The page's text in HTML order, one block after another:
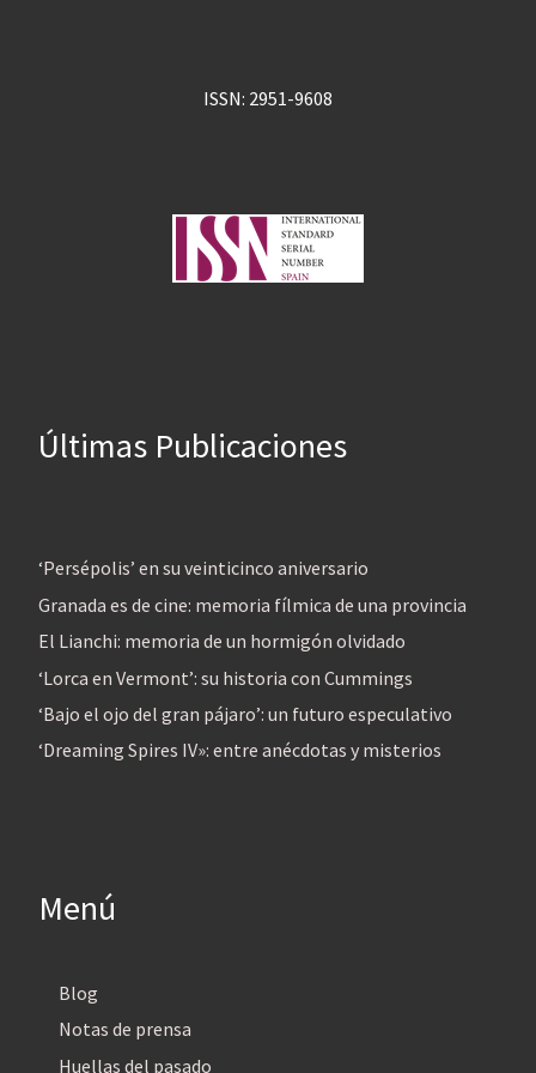
ISSN: 2951-9608
Últimas Publicaciones
‘Persépolis’ en su veinticinco aniversario
Granada es de cine: memoria fílmica de una provincia
El Lianchi: memoria de un hormigón olvidado
‘Lorca en Vermont’: su historia con Cummings
‘Bajo el ojo del gran pájaro’: un futuro especulativo
‘Dreaming Spires IV»: entre anécdotas y misterios
Menú
Blog
Notas de prensa
Huellas del pasado